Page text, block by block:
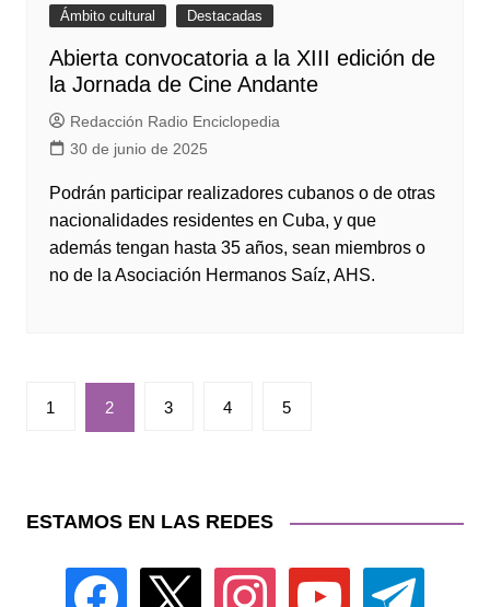
Ámbito cultural Destacadas
Abierta convocatoria a la XIII edición de
la Jornada de Cine Andante
Redacción Radio Enciclopedia
30 de junio de 2025
Podrán participar realizadores cubanos o de otras
nacionalidades residentes en Cuba, y que
además tengan hasta 35 años, sean miembros o
no de la Asociación Hermanos Saíz, AHS.
Paginación
1 2 3 4 5
ESTAMOS EN LAS REDES
facebook instagram youtube telegram